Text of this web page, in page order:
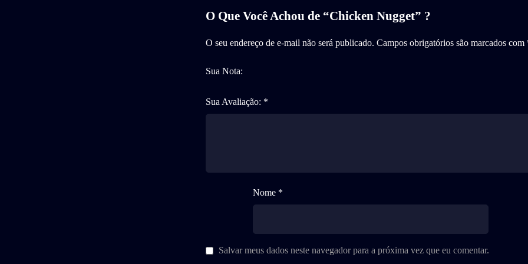
O Que Você Achou de “Chicken Nugget” ?
O seu endereço de e-mail não será publicado. Campos obrigatórios são marcados com
Sua Nota:
Sua Avaliação: *
Nome *
Salvar meus dados neste navegador para a próxima vez que eu comentar.